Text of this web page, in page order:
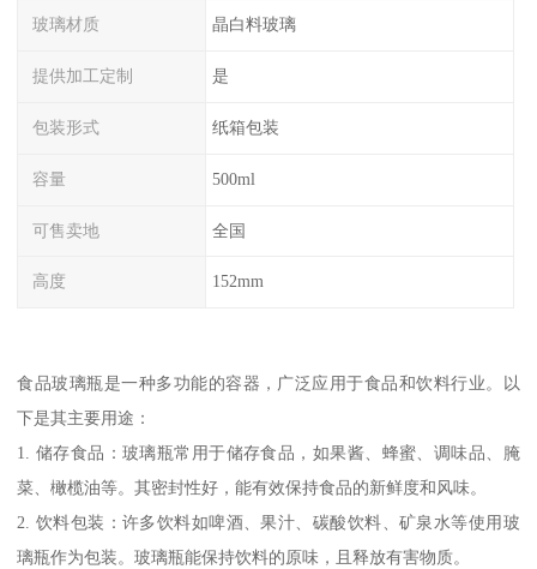
玻璃材质 晶白料玻璃
提供加工定制 是
包装形式 纸箱包装
容量 500ml
可售卖地 全国
高度 152mm
食品玻璃瓶是一种多功能的容器，广泛应用于食品和饮料行业。以
下是其主要用途：
1. 储存食品：玻璃瓶常用于储存食品，如果酱、蜂蜜、调味品、腌
菜、橄榄油等。其密封性好，能有效保持食品的新鲜度和风味。
2. 饮料包装：许多饮料如啤酒、果汁、碳酸饮料、矿泉水等使用玻
璃瓶作为包装。玻璃瓶能保持饮料的原味，且释放有害物质。